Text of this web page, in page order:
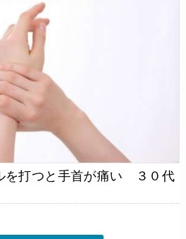
を打つと手首が痛い ３０代